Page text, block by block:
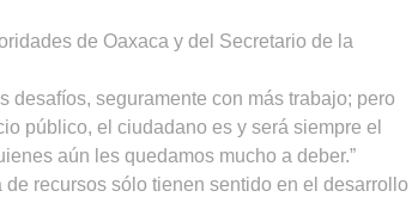
de Oaxaca y del Secretario de la
desafíos, seguramente con más trabajo; pero
público, el ciudadano es y será siempre el
aún les quedamos mucho a deber.”
recursos sólo tienen sentido en el desarrollo